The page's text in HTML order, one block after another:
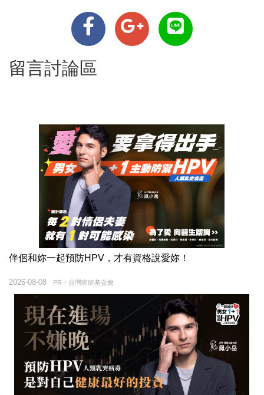
留言討論區
伴侶和妳一起預防HPV，才有資格說愛妳！
PR・台灣癌症基金會
2026-08-08